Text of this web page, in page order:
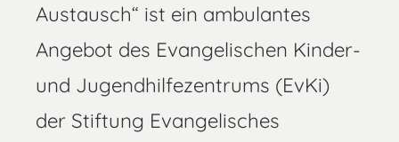
Austausch“ ist ein ambulantes
Angebot des Evangelischen Kinder-
und Jugendhilfezentrums (EvKi)
der Stiftung Evangelisches